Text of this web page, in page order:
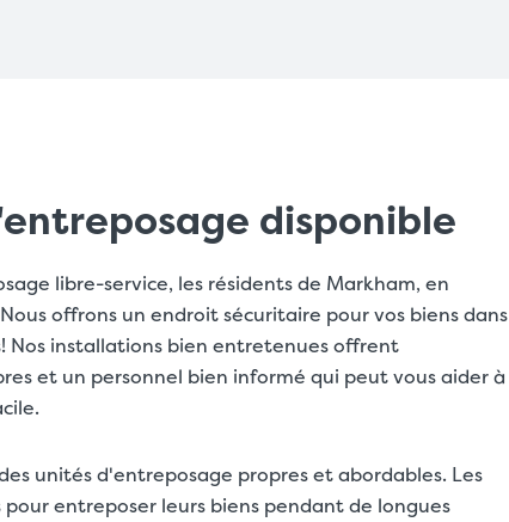
disponible
libre-service, les résidents de Markham, en
offrons un endroit sécuritaire pour vos biens dans
Nos installations bien entretenues offrent
et un personnel bien informé qui peut vous aider à
unités d'entreposage propres et abordables. Les
entreposer leurs biens pendant de longues